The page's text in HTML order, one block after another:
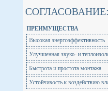
ПРЕИМУЩЕСТВА
Высокая энергоэффективность
Улучшенная звуко- и
Быстрота и простота монтажа
Устойчивость к воздействию